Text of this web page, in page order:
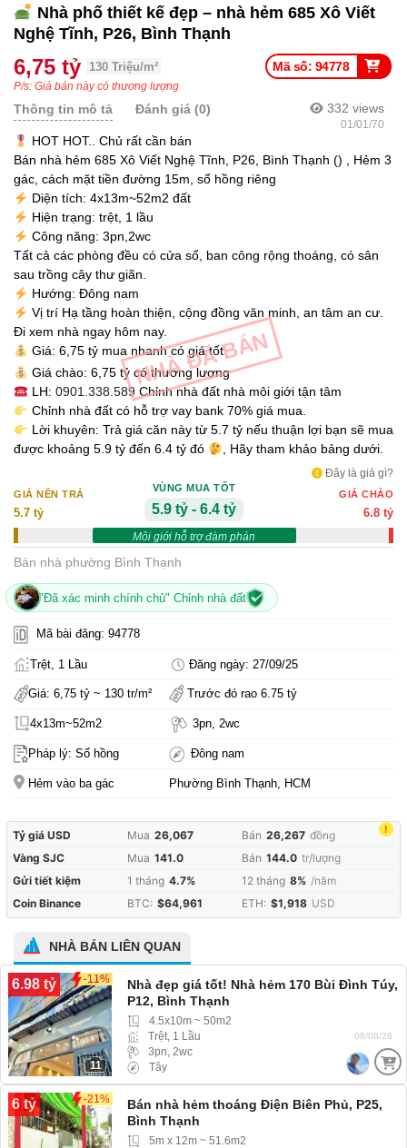
NHÀ ĐÃ BÁN
Nhà phố thiết kế đẹp – nhà hẻm 685 Xô Viết
Nghệ Tĩnh, P26, Bình Thạnh
Mã số: 94778
6,75 tỷ 130 Triệu/m²
P/s: Giá bán này có thương lượng
332 views
01/01/70
Thông tin mô tả Đánh giá (0)
HOT HOT.. Chủ rất cần bán
Bán nhà hẻm 685 Xô Viết Nghệ Tĩnh, P26, Bình Thạnh () , Hẻm 3
gác, cách mặt tiền đường 15m, sổ hồng riêng
Diện tích: 4x13m~52m2 đất
Hiện trạng: trệt, 1 lầu
Công năng: 3pn,2wc
Tất cả các phòng đều có cửa sổ, ban công rộng thoáng, có sân
sau trồng cây thư giãn.
Hướng: Đông nam
Vị trí Hạ tầng hoàn thiện, cộng đồng văn minh, an tâm an cư.
Đi xem nhà ngay hôm nay.
Giá: 6,75 tỷ mua nhanh có giá tốt
Giá chào: 6,75 tỷ có thương lượng
LH: 0901.338.589Chỉnh nhà đất nhà môi giới tận tâm
Chỉnh nhà đất có hỗ trợ vay bank 70% giá mua.
Lời khuyên: Trả giá căn này từ 5.7 tỷ nếu thuận lợi bạn sẽ mua
được khoảng 5.9 tỷ đến 6.4 tỷ đó
, Hãy tham khảo bảng dưới.
Đây là giá gì?
GIÁ NÊN TRẢ
5.7 tỷ
VÙNG MUA TỐT
5.9 tỷ - 6.4 tỷ
Môi giới hỗ trợ đàm phán
GIÁ CHÀO
6.8 tỷ
Bán nhà phường Bình Thạnh
"Đã xác minh chính chủ" Chỉnh nhà đất
Mã bài đăng: 94778
Trệt, 1 Lầu Đăng ngày: 27/09/25
Giá: 6,75 tỷ ~ 130 tr/m² Trước đó rao 6.75 tỷ
4x13m~52m2 3pn, 2wc
Pháp lý: Sổ hồng Đông nam
Hẻm vào ba gác Phường Bình Thạnh, HCM
!
Tỷ giá USD Mua 26,067 Bán 26,267 đồng
Vàng SJC
Mua 141.0 Bán 144.0 tr/lượng
Gửi tiết kiệm
1 tháng 4.7% 12 tháng 8% /năm
Coin Binance
BTC: $64,961 ETH: $1,918 USD
NHÀ BÁN LIÊN QUAN
6.98 tỷ -11%
11
Nhà đẹp giá tốt! Nhà hẻm 170 Bùi Đình Túy,
P12, Bình Thạnh
4.5x10m ~ 50m2
Trệt, 1 Lầu
3pn, 2wc
Tây
08/08/26
6 tỷ -21%
Bán nhà hẻm thoáng Điện Biên Phủ, P25,
Bình Thạnh
5m x 12m ~ 51.6m2